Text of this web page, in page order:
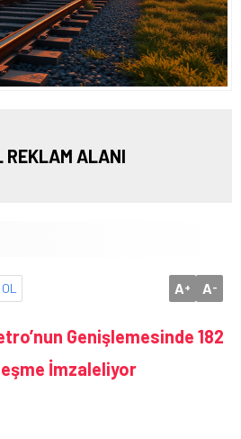
REKLAM ALANI
A+ A-
Genişlemesinde 182
İmzaleliyor